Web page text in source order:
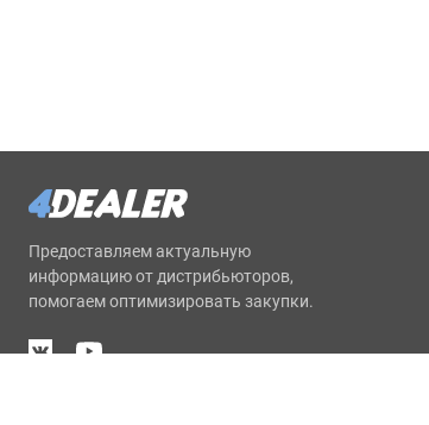
Предоставляем актуальную
информацию от дистрибьюторов,
помогаем оптимизировать закупки.